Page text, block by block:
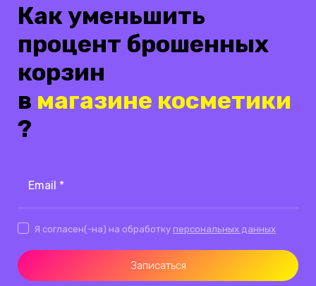
Как уменьшить
процент брошенных
корзин
в магазине косметики
?
Email *
Записаться
Я согласен(-на) на обработку персональных данных